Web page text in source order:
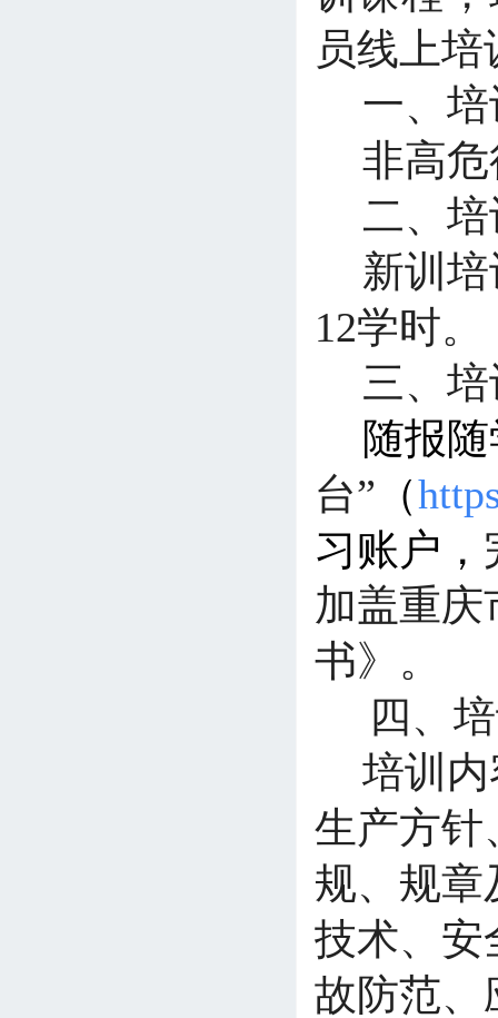
员线上
一、
非高
二、
新训
12学时。
三、
随报
台” （
习账户，
加盖重庆
书》。
四、
培训
生产方针
规、规章
技术、安
故防范、